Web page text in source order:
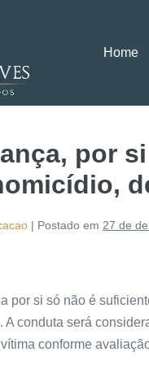
Home
por
| Postado em 27 de
por si só não é
A conduta será
conforme